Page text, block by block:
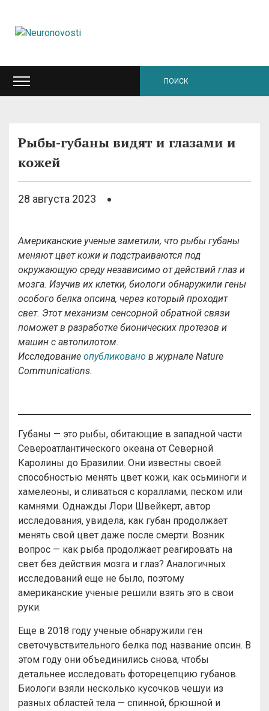
Рыбы-губаны видят и глазами и
кожей
28 августа 2023
Американские ученые заметили, что рыбы губаны
меняют цвет кожи и подстраиваются под
окружающую среду независимо от действий глаз и
мозга. Изучив их клетки, биологи обнаружили гены
особого белка опсина, через который проходит
свет. Этот механизм сенсорной обратной связи
поможет в разработке бионических протезов и
машин с автопилотом.
Исследование опубликовано в журнале Nature
Communications.
Губаны — это рыбы, обитающие в западной части
Североатлантического океана от Северной
Каролины до Бразилии. Они известны своей
способностью менять цвет кожи, как осьминоги и
хамелеоны, и сливаться с кораллами, песком или
камнями. Однажды Лори Швейкерт, автор
исследования, увидела, как губан продолжает
менять свой цвет даже после смерти. Возник
вопрос — как рыба продолжает реагировать на
свет без действия мозга и глаз? Аналогичных
исследований еще не было, поэтому
американские ученые решили взять это в свои
руки.
Еще в 2018 году ученые обнаружили ген
светочувствительного белка под название опсин. В
этом году они объединились снова, чтобы
детальнее исследовать фоторецепцию губанов.
Биологи взяли несколько кусочков чешуи из
разных областей тела — спинной, брюшной и